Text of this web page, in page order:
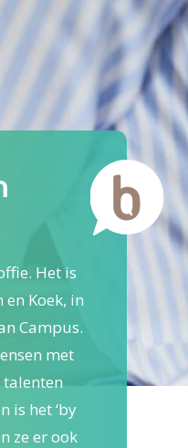
Het is
Koek, in
Campus.
met
is het ‘by
ze er ook